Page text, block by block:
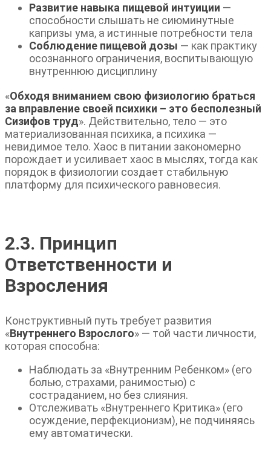
Развитие навыка пищевой интуиции —
способности слышать не сиюминутные
капризы ума, а истинные потребности тела
Соблюдение пищевой дозы — как практику
осознанного ограничения, воспитывающую
внутреннюю дисциплину
«Обходя вниманием свою физиологию браться
за вправление своей психики – это бесполезный
Сизифов труд». Действительно, тело — это
материализованная психика, а психика —
невидимое тело. Хаос в питании закономерно
порождает и усиливает хаос в мыслях, тогда как
порядок в физиологии создает стабильную
платформу для психического равновесия.
2.3. Принцип
Ответственности и
Взросления
Конструктивный путь требует развития
«Внутреннего Взрослого» — той части личности,
которая способна:
Наблюдать за «Внутренним Ребенком» (его
болью, страхами, ранимостью) с
состраданием, но без слияния.
Отслеживать «Внутреннего Критика» (его
осуждение, перфекционизм), не подчиняясь
ему автоматически.